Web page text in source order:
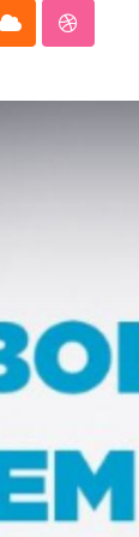
Cloud